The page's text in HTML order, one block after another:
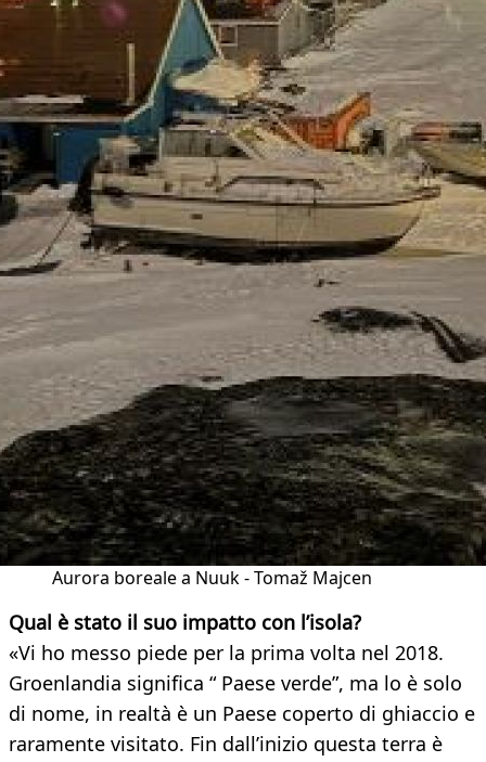
Aurora boreale a Nuuk - Tomaž Majcen
Qual è stato il suo impatto con l’isola?
«Vi ho messo piede per la prima volta nel 2018.
Groenlandia significa “ Paese verde”, ma lo è solo
di nome, in realtà è un Paese coperto di ghiaccio e
raramente visitato. Fin dall’inizio questa terra è